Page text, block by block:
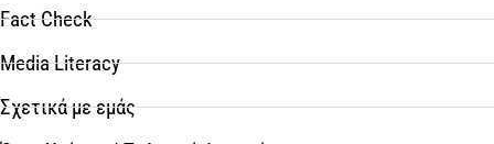
Fact Check
Media Literacy
Σχετικά με εμάς